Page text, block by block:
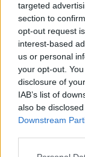
targeted
section to
opt-out request
interest-based
us or personal
your opt-out.
disclosure of
IAB’s list of
also be
Downstream